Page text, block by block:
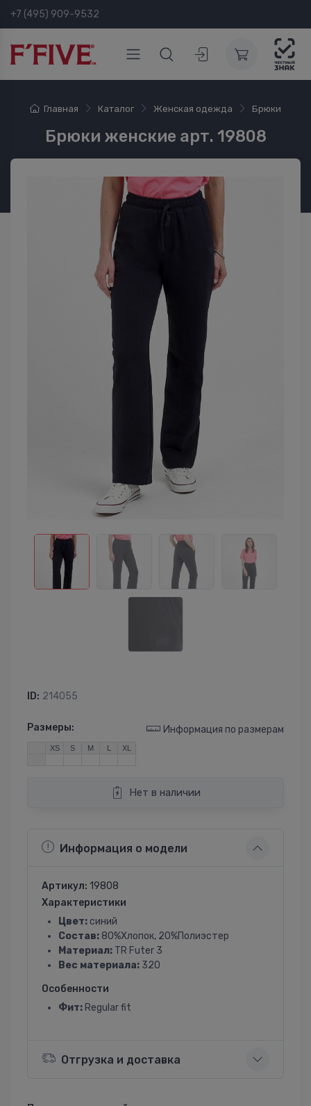
+7 (495) 909-9532
Главная Каталог Женская одежда Брюки
Брюки женские арт. 19808
ID: 214055
Размеры: Информация по размерам
XS S M L XL
Нет в наличии
Информация о модели
Артикул: 19808
Характеристики
Цвет: синий
Состав: 80%Хлопок, 20%Полиэстер
Материал: TR Futer 3
Вес материала: 320
Особенности
Фит: Regular fit
Отгрузка и доставка